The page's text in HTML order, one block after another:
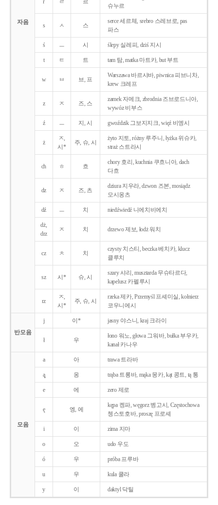
자음
r ㄹ 르
슈누르
s ㅅ 스
serce 세르체, srebro 스레브로, pas
파스
ś ㅡ 시 ślepy 실레피, dziś 지시
t ㅌ 트 tam 탐, matka 마트카, but 부트
w ㅂ 브, 프
Warszawa 바르샤바, piwnica 피브니차,
krew 크레프
z ㅈ 즈, 스
zamek 자메크, zbrodnia 즈브로드니아,
wywóz 비부스
ź ㅡ 지, 시 gwoździk 그보지지크, więź 비엥시
ż
ㅈ,
시*
주, 슈, 시
żyto 지토, różny 루주니, łyżka 위슈카,
straż 스트라시
ch ㅎ 흐
chory 호리, kuchnia 쿠흐니아, dach
다흐
dz ㅈ 즈, 츠
dziura 지우라, dzwon 즈본, mosiądz
모시옹츠
dź ㅡ 치 niedźwiedź 니에치비에치
dż,
drz
ㅈ 치 drzewo 제보, łodż 워치
cz ㅊ 치
czysty 치스티, beczka 베치카, klucz
클루치
sz 시* 슈, 시
szary 샤리, musztarda 무슈타르다,
kapelusz 카펠루시
rz
ㅈ,
시*
주, 슈, 시
rzeka 제카, Przemyśl 프셰미실, kołnierz
코우니에시
반모음
j 이* jasny 야스니, kraj 크라이
ł 우
łono 워노, głowa 그워바, bułka 부우카,
kanał 카나우
모음
a 아 trawa 트라바
ą̨ 옹 trąba 트롱바, mąka 몽카, kąt 콩트, tą 통
e 에 zero 제로
ę 엥, 에
kępa 켕파, węgorz 벵고시, Częstochowa
쳉스토호바, proszę 프로셰
i 이 zima 지마
o 오 udo 우도
ó 우 próba 프루바
u 우 kula 쿨라
y 이 daktyl 닥틸